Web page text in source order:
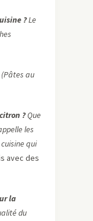
?Le
au
?Que
les
qui
avec des
la
du